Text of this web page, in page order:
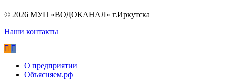
© 2026 МУП «ВОДОКАНАЛ» г.Иркутска
Наши контакты
О предприятии
Объясняем.рф